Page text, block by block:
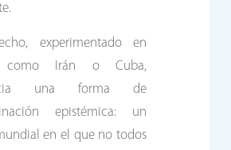
experimentado en
como Irán o Cuba,
una forma de
epistémica: un
en el que no todos